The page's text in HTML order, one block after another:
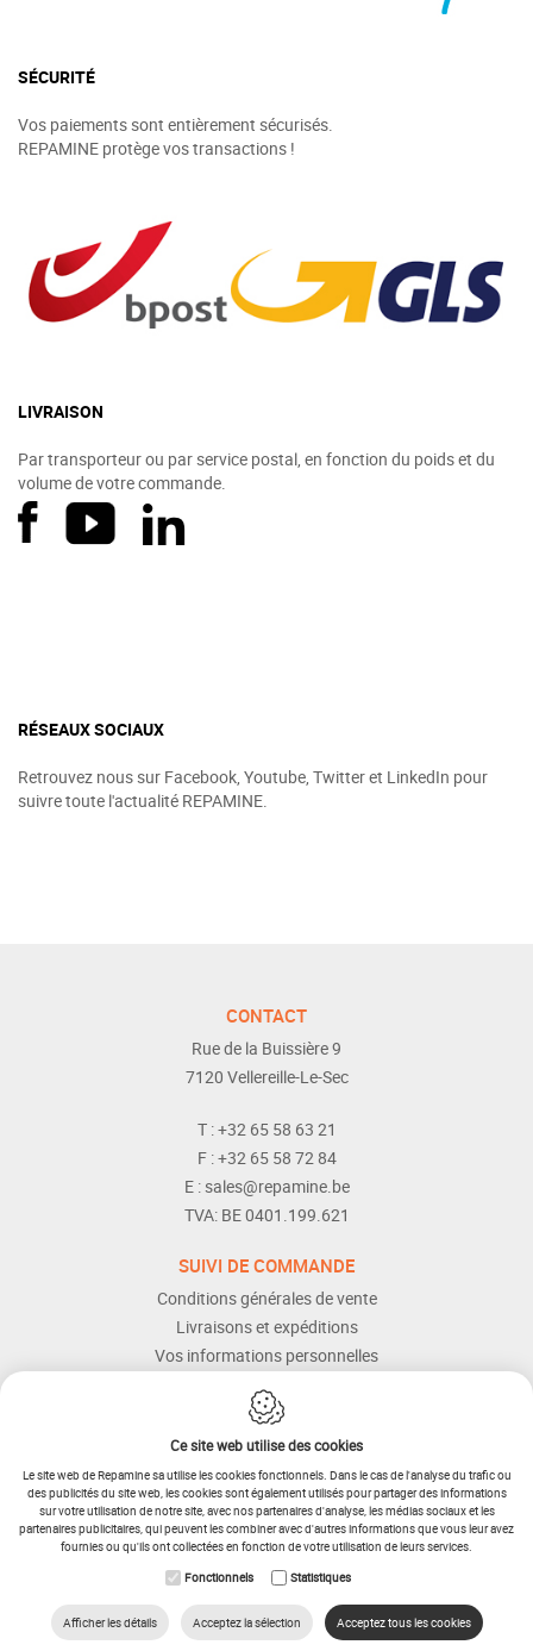
SÉCURITÉ
Vos paiements sont entièrement sécurisés.
REPAMINE protège vos transactions !
LIVRAISON
Par transporteur ou par service postal, en fonction du poids et du
volume de votre commande.
RÉSEAUX SOCIAUX
Retrouvez nous sur Facebook, Youtube, Twitter et LinkedIn pour
suivre toute l'actualité REPAMINE.
CONTACT
Rue de la Buissière 9
7120 Vellereille-Le-Sec
T :+32 65 58 63 21
F :+32 65 58 72 84
E :sales@repamine.be
TVA: BE 0401.199.621
SUIVI DE COMMANDE
Conditions générales de vente
Livraisons et expéditions
Vos informations personnelles
Modes de paiement
Services Après-vente
Aide et assistance
IDcreation 2025
Plan du site
Cookie Policy
Privacy policy
Ce site web utilise des cookies
Le site web de Repamine sa utilise les cookies fonctionnels. Dans le cas de l'analyse du trafic ou
des publicités du site web, les cookies sont également utilisés pour partager des informations
sur votre utilisation de notre site, avec nos partenaires d'analyse, les médias sociaux et les
partenaires publicitaires, qui peuvent les combiner avec d'autres informations que vous leur avez
fournies ou qu'ils ont collectées en fonction de votre utilisation de leurs services.
Fonctionnels
Statistiques
Afficher les détails Acceptez la sélection Acceptez tous les cookies